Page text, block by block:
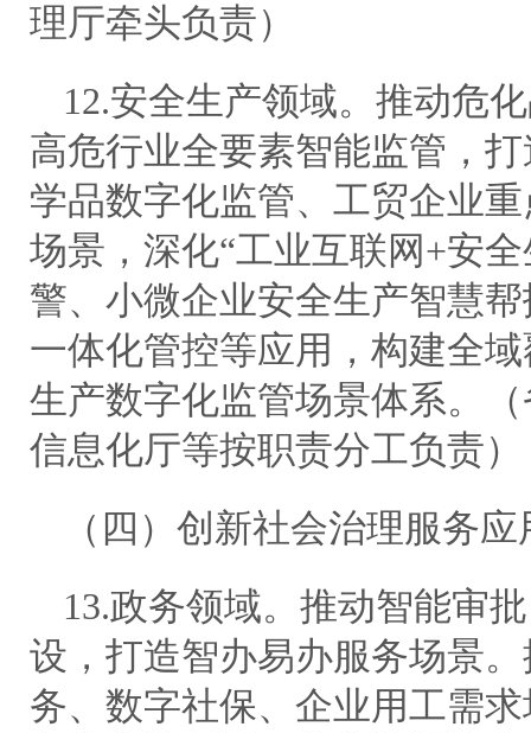
理厅牵头负责）
12.安全生产领域。推动危
高危行业全要素智能监管，
学品数字化监管、工贸企业
场景，深化“工业互联网+安
警、小微企业安全生产智慧
一体化管控等应用，构建全
生产数字化监管场景体系。
信息化厅等按职责分工负责）
（四）创新社会治理服务
13.政务领域。推动智能审
设，打造智办易办服务场景
务、数字社保、企业用工需